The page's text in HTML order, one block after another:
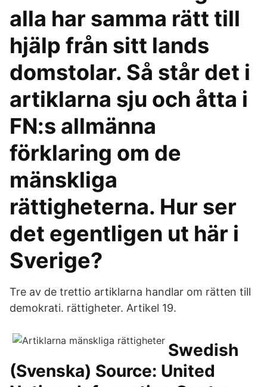
alla har samma rätt till
hjälp från sitt lands
domstolar. Så står det i
artiklarna sju och åtta i
FN:s allmänna
förklaring om de
mänskliga
rättigheterna. Hur ser
det egentligen ut här i
Sverige?
Tre av de trettio artiklarna handlar om rätten till
demokrati. rättigheter. Artikel 19.
Swedish
(Svenska) Source: United